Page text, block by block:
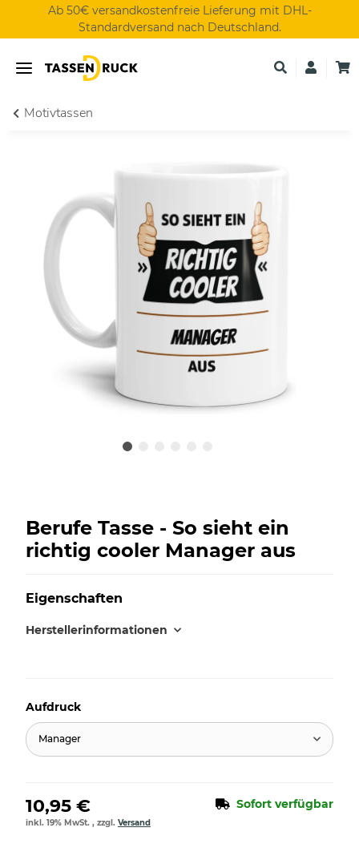
Ab 50€ versandkostenfreie Lieferung mit DHL-
Standardversand nach Deutschland.
Motivtassen
Berufe Tasse - So sieht ein
richtig cooler Manager aus
Eigenschaften
Herstellerinformationen
Aufdruck
Manager
10,95 € Sofort verfügbar
inkl. 19% MwSt. , zzgl. Versand